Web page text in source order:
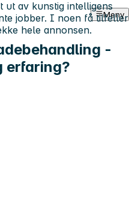
Meny
-
erfaring?
ut av kunstig intelligens
jobber. I noen få tilfeller
hele annonsen.